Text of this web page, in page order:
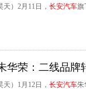
）2月11日， 长安汽车旗
华荣：二线品
）1月12日， 长安汽车朱